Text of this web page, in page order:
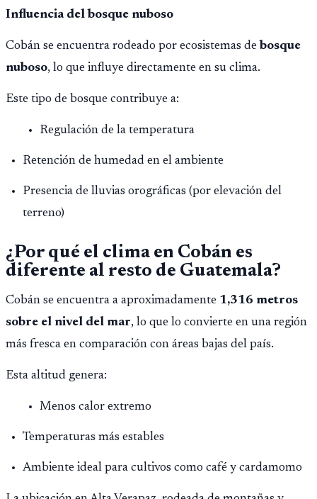
Influencia del bosque nuboso
Cobán se encuentra rodeado por ecosistemas de bosque
nuboso, lo que influye directamente en su clima.
Este tipo de bosque contribuye a:
Regulación de la temperatura
Retención de humedad en el ambiente
Presencia de lluvias orográficas (por elevación del
terreno)
¿Por qué el clima en Cobán es
diferente al resto de Guatemala?
Cobán se encuentra a aproximadamente 1,316 metros
sobre el nivel del mar, lo que lo convierte en una región
más fresca en comparación con áreas bajas del país.
Esta altitud genera:
Menos calor extremo
Temperaturas más estables
Ambiente ideal para cultivos como café y cardamomo